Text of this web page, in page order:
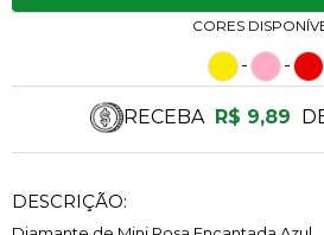
DESCRIÇÃO:
CORES
RECEBA R$ 9,89